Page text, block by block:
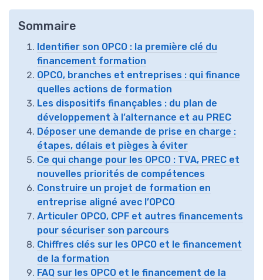
Sommaire
Identifier son OPCO : la première clé du
financement formation
OPCO, branches et entreprises : qui finance
quelles actions de formation
Les dispositifs finançables : du plan de
développement à l’alternance et au PREC
Déposer une demande de prise en charge :
étapes, délais et pièges à éviter
Ce qui change pour les OPCO : TVA, PREC et
nouvelles priorités de compétences
Construire un projet de formation en
entreprise aligné avec l’OPCO
Articuler OPCO, CPF et autres financements
pour sécuriser son parcours
Chiffres clés sur les OPCO et le financement
de la formation
FAQ sur les OPCO et le financement de la